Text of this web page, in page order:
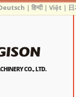
CO., LTD.
|हिन्दी|Việt |